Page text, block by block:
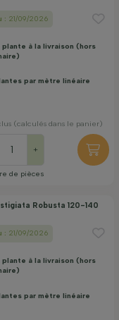
: 21/09/2026
plante à la livraison (hors
par mètre linéaire
(calculés dans le panier)
+
de pièces
Robusta 120-140
: 21/09/2026
plante à la livraison (hors
par mètre linéaire